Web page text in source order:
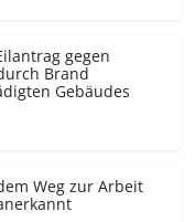
gegen
Brand
Gebäudes
Weg zur Arbeit